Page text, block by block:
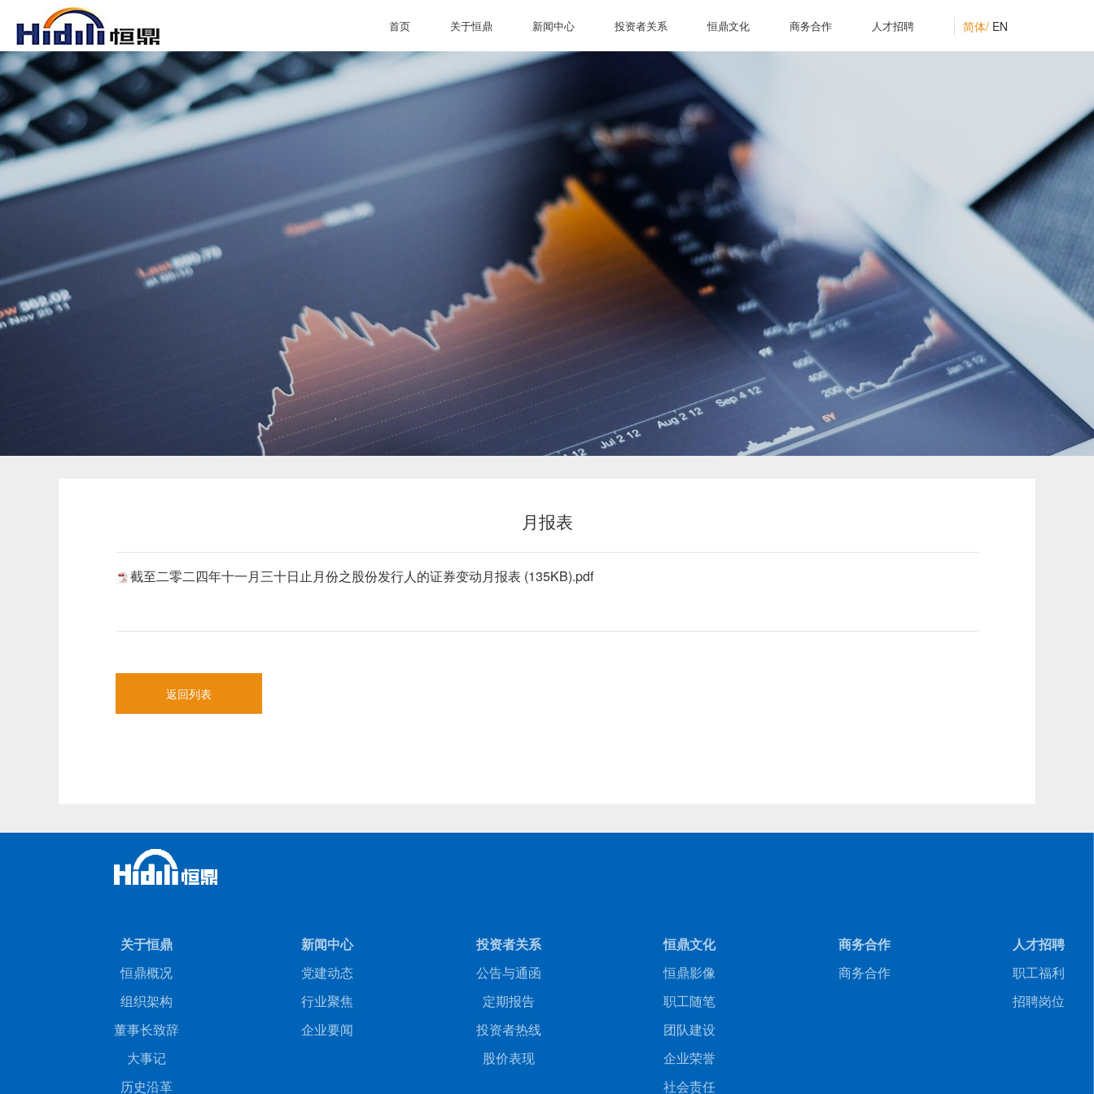
首页
关于恒鼎
新闻中心
投资者关系
商务合作
人才招聘
首页 关于恒鼎 新闻中心 投资者关系 恒鼎文化 商务合作 人才招聘 简体/ EN
月报表
截至二零二四年十一月三十日止月份之股份发行人的证券变动月报表 (135KB).pdf
返回列表
关于恒鼎
恒鼎概况
组织架构
董事长致辞
大事记
历史沿革
新闻中心
党建动态
行业聚焦
企业要闻
投资者关系
公告与通函
定期报告
投资者热线
股价表现
恒鼎文化
恒鼎影像
职工随笔
团队建设
企业荣誉
社会责任
商务合作
商务合作
人才招聘
职工福利
招聘岗位